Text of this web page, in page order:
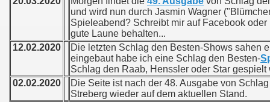
und wird nun durch Jasmin Wagner
Spieleabend? Schreibt mir auf Facebook
gute Laune behalten...
12.02.2020
Die letzten Schlag den Besten-Shows sahen
eingebaut habe ich eine Schlag den Besten-
Schlag den Raab, Henssler oder Star gespielt
02.02.2020
Die Seite ist nach der 48. Ausgabe von
Streberg wieder auf dem aktuellen Stand.